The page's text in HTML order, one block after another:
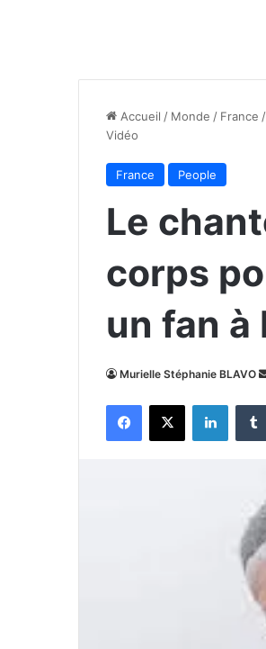
Accueil / Monde / France /
Vidéo
France People
Le
corps
un fan à
Murielle Stéphanie BLAVO
Facebook
X